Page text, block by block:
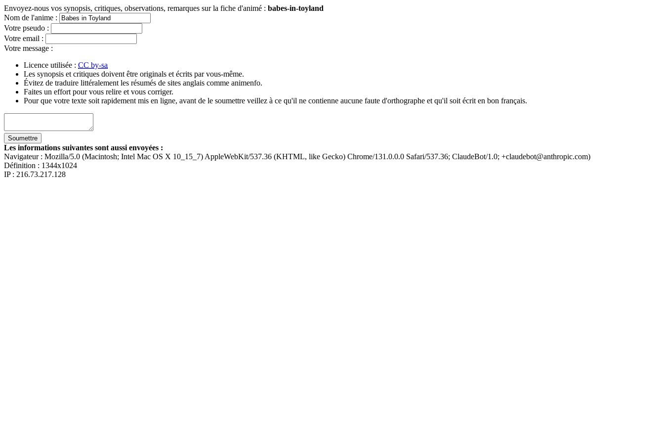
Envoyez-nous vos synopsis, critiques, observations, remarques sur la fiche d'animé : babes-in-toyland
Nom de l'anime :
Votre pseudo :
Votre email :
Votre message :
Licence utilisée : CC by-sa
Les synopsis et critiques doivent être originals et écrits par vous-même.
Évitez de traduire littéralement les résumés de sites anglais comme animenfo.
Faites un effort pour vous relire et vous corriger.
Pour que votre texte soit rapidement mis en ligne, avant de le soumettre veillez à ce qu'il ne contienne aucune faute d'orthographe et qu'il soit écrit en bon français.
Les informations suivantes sont aussi envoyées :
Navigateur : Mozilla/5.0 (Macintosh; Intel Mac OS X 10_15_7) AppleWebKit/537.36 (KHTML, like Gecko) Chrome/131.0.0.0 Safari/537.36; ClaudeBot/1.0; +claudebot@anthropic.com)
Définition : 1344x1024
IP : 216.73.217.128